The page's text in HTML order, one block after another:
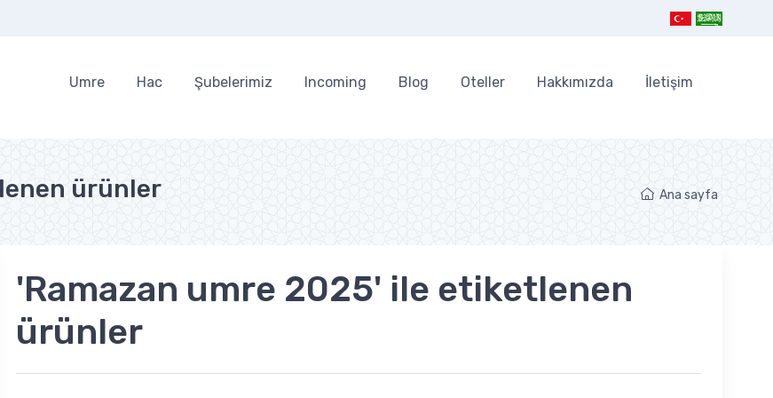
Umre Hac Şubelerimiz Incoming Blog Oteller Hakkımızda İletişim
Ana sayfa
ürünler
'Ramazan umre 2025' ile etiketlenen
ürünler